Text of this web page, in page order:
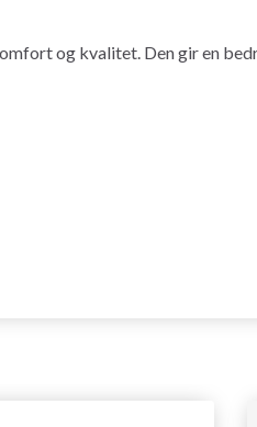
og kvalitet. Den gir en